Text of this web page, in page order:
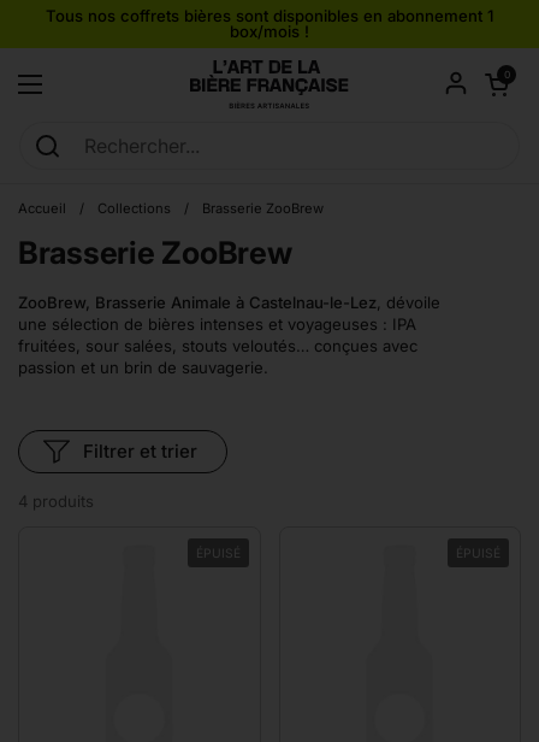
Passer au contenu
Tous nos coffrets bières sont disponibles en abonnement 1
box/mois !
Ouvrir le menu
Ouvrir le
0
Accueil / Collections / Brasserie ZooBrew
Brasserie ZooBrew
ZooBrew, Brasserie Animale à Castelnau-le-Lez , dévoile
une sélection de bières intenses et voyageuses : IPA
fruitées, sour salées, stouts veloutés… conçues avec
passion et un brin de sauvagerie.
4 produits
Filtrer et trier
ÉPUISÉ ÉPUISÉ